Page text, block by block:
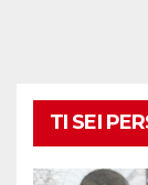
TI SEI